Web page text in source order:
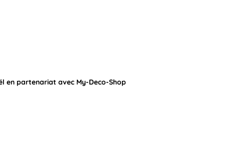
en partenariat avec My-Deco-Shop